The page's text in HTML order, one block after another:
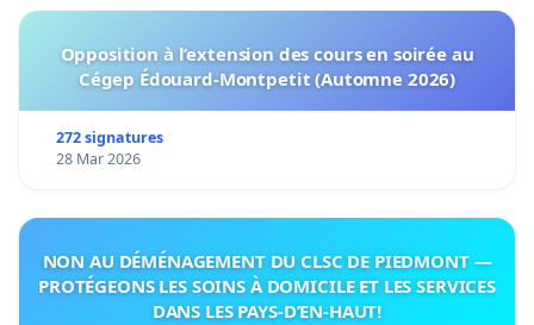
Opposition à l’extension des cours en soirée au
Cégep Édouard-Montpetit (Automne 2026)
272 signatures
28 Mar 2026
NON AU DÉMÉNAGEMENT DU CLSC DE PIEDMONT —
PROTÉGEONS LES SOINS À DOMICILE ET LES SERVICES
DANS LES PAYS-D’EN-HAUT!